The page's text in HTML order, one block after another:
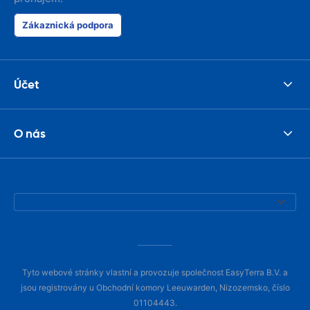
Zákaznická podpora
Účet
O nás
Tyto webové stránky vlastní a provozuje společnost EasyTerra B.V. a
jsou registrovány u Obchodní komory Leeuwarden, Nizozemsko, číslo
01104443.